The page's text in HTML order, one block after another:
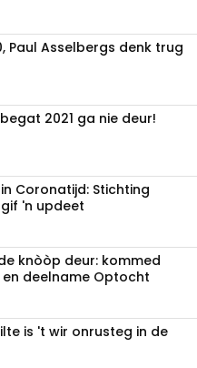
Paul Asselbergs denk trug
2021 ga nie deur!
Coronatijd: Stichting
'n updeet
knòòp deur: kommed
deelname Optocht
is 't wir onrusteg in de